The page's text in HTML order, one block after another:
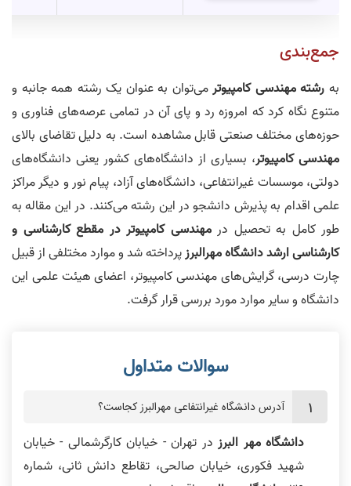
جمع‌بندی
به رشته مهندسی کامپیوترمی‌توان به عنوان یک رشته همه جانبه و
متنوع نگاه کرد که امروزه رد و پای آن در تمامی عرصه‌های فناوری و
حوزه‌های مختلف صنعتی قابل مشاهده است. به دلیل تقاضای بالای
مهندسی کامپیوتر، بسیاری از دانشگاه‌‌های کشور یعنی دانشگاه‌های
دولتی، موسسات غیرانتفاعی، دانشگاه‌های آزاد، پیام نور و دیگر مراکز
علمی اقدام به پذیرش دانشجو در این رشته می‌کنند. در این مقاله به
طور کامل به تحصیل در مهندسی کامپیوتر در مقطع کارشناسی و
کارشناسی ارشد دانشگاه مهرالبرزپرداخته شد و موارد مختلفی از قبیل
چارت درسی، گرایش‌های مهندسی کامپیوتر، اعضای هیئت علمی این
دانشگاه و سایر موارد مورد بررسی قرار گرفت.
آدرس دانشگاه غیرانتفاعی مهرالبرز کجاست؟
دانشگاه مهر البرزدر تهران - خیابان کارگرشمالی - خیابان
شهید فکوری، خیابان صالحی، تقاطع دانش ثانی، شماره